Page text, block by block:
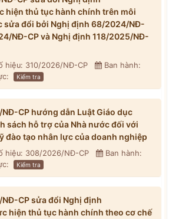
hiện thủ tục hành chính trên môi
sửa đổi bởi Nghị định 68/2024/NĐ-
NĐ-CP và Nghị định 118/2025/NĐ-
hiệu: 310/2026/NĐ-CP
Ban hành:
Kiểm tra
CP hướng dẫn Luật Giáo dục
sách hỗ trợ của Nhà nước đối với
đào tạo nhân lực của doanh nghiệp
hiệu: 308/2026/NĐ-CP
Ban hành:
Kiểm tra
CP sửa đổi Nghị định
hiện thủ tục hành chính theo cơ chế